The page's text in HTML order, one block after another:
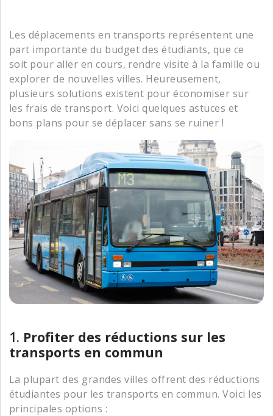
Les déplacements en transports représentent une
part importante du budget des étudiants, que ce
soit pour aller en cours, rendre visite à la famille ou
explorer de nouvelles villes. Heureusement,
plusieurs solutions existent pour économiser sur
les frais de transport. Voici quelques astuces et
bons plans pour se déplacer sans se ruiner !
1. Profiter des réductions sur les
transports en commun
La plupart des grandes villes offrent des réductions
étudiantes pour les transports en commun. Voici les
principales options :